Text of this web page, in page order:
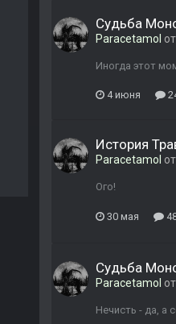
Судьба
Paracetamol
Иногда этот
4 июня
История
Paracetamol
Ого!
30 мая
Судьба
Paracetamol
Нечисть - да, а